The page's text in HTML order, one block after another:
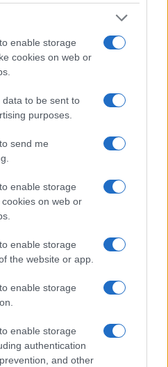
enable storage
cookies on web or
to be sent to
purposes.
send me
enable storage
on web or
enable storage
the website or app.
enable storage
enable storage
authentication
and other
l’integrazione
nazionali.
Von der
anche altri Stati
questa
garantita dall’open
altre nazioni e aziende
le piattaforme
figli, non alle aziende
che il Parlamento
stabilire limiti di età
social network. Alcuni
e la Norvegia, hanno
limiti
L’app, insieme a